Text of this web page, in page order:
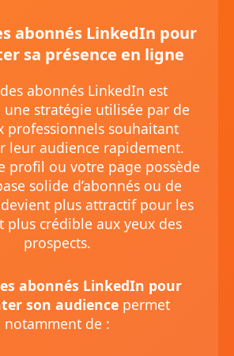
abonnés LinkedIn pour
sa présence en ligne
abonnés LinkedIn est
une stratégie utilisée par de
professionnels souhaitant
leur audience rapidement.
profil ou votre page possède
solide d’abonnés ou de
plus attractif pour les
plus crédible aux yeux des
prospects.
abonnés LinkedIn pour
son audience permet
notamment de :